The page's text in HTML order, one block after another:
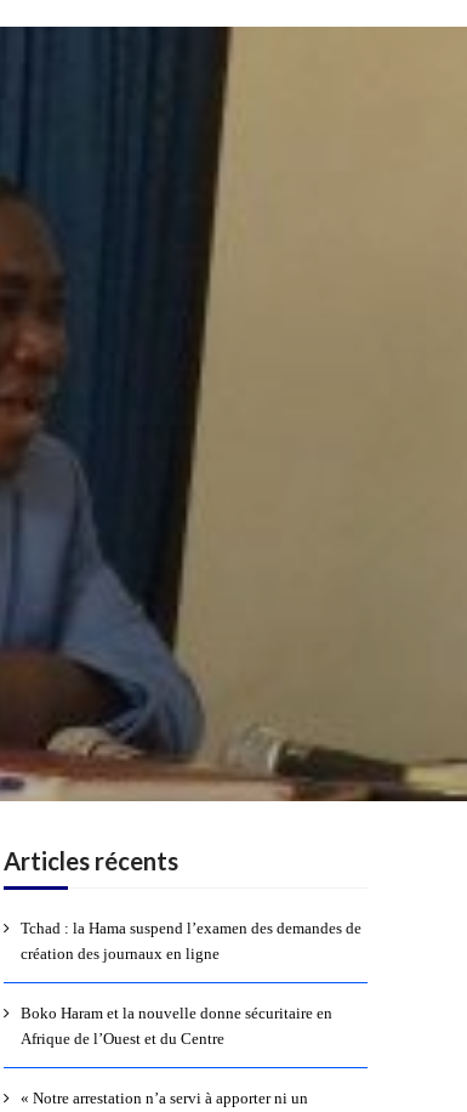
Articles récents
Tchad : la Hama suspend l’examen des demandes de
création des journaux en ligne
Boko Haram et la nouvelle donne sécuritaire en
Afrique de l’Ouest et du Centre
« Notre arrestation n’a servi à apporter ni un